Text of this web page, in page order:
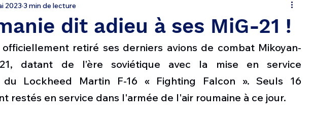
Drones aériens Art & Aviation
Avionique & pilotage Avion expérimental Formation aéronautique
Défense sol-air DSA Amphibie Drones Composante ESPACE
dit adieu à ses MiG-21 !
20233 min de lecture
officiellement retiré ses derniers avions de combat Mikoyan-
21, datant de l’ère soviétique avec la mise en service
du Lockheed Martin F-16 « Fighting Falcon ». Seuls 16
restés en service dans l'armée de l'air roumaine à ce jour.